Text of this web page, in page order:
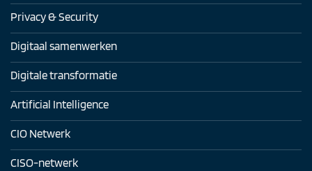
Privacy & Security
Digitaal samenwerken
Digitale transformatie
Artificial Intelligence
CIO Netwerk
CISO-netwerk